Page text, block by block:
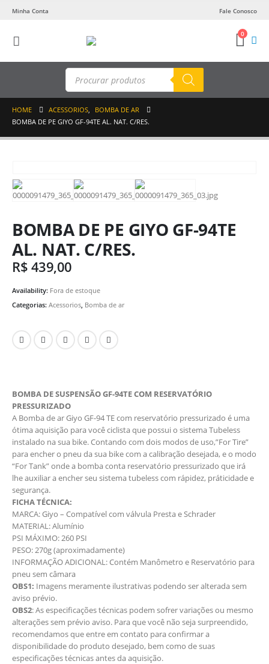
Minha Conta Fale Conosco
0
Pesquisar
produtos
HOME ACESSORIOS,
BOMBA DE AR
BOMBA DE PE GIYO GF-94TE AL. NAT. C/RES.
BOMBA DE PE GIYO GF-94TE
AL. NAT. C/RES.
R$439,00
Availability: Fora de estoque
Categorias: Acessorios Bomba de ar
BOMBA DE SUSPENSÃO GF-94TE COM RESERVATÓRIO
PRESSURIZADO
A Bomba de ar Giyo GF-94 TE com reservatório pressurizado é uma
ótima aquisição para você ciclista que possui o sistema Tubeless
instalado na sua bike. Contando com dois modos de uso,”For Tire”
para encher o pneu da sua bike com a calibração desejada, e o modo
“For Tank” onde a bomba conta reservatório pressurizado que irá
lhe auxiliar a encher seu sistema tubeless com rápidez, práticidade e
segurança.
FICHA TÉCNICA:
MARCA: Giyo – Compatível com válvula Presta e Schrader
MATERIAL: Alumínio
PSI MÁXIMO: 260 PSI
PESO: 270g (aproximadamente)
INFORMAÇÃO ADICIONAL: Contém Manômetro e Reservatório para
pneu sem câmara
OBS1: Imagens meramente ilustrativas podendo ser alterada sem
aviso prévio.
OBS2: As especificações técnicas podem sofrer variações ou mesmo
alterações sem prévio aviso. Para que você não seja surpreendido,
recomendamos que entre em contato para confirmar a
disponibilidade do produto desejado, bem como de suas
especificações técnicas antes da aquisição.